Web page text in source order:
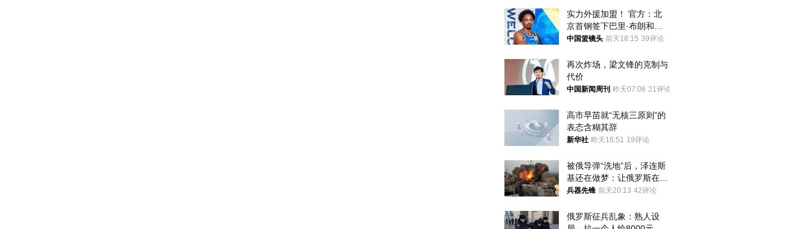
实力外援加盟！ 官方：北
京首钢签下巴里·布朗和桑
普森
中国篮镜头 前天18:15 39评论
再次炸场，梁文锋的克制与
代价
中国新闻周刊 昨天07:06 21评论
高市早苗就“无核三原则”的
表态含糊其辞
新华社 昨天16:51 19评论
被俄导弹“洗地”后，泽连斯
基还在做梦：让俄罗斯在冬
季前求和？
兵器先锋 前天20:13 42评论
俄罗斯征兵乱象：熟人设